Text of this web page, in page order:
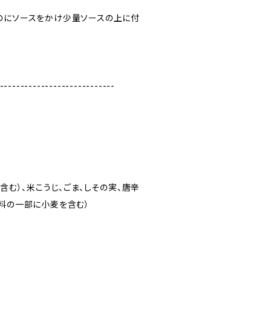
にソースをかけ少量ソースの上に付
む）、米こうじ、ごま、しその実、唐辛
の一部に小麦を含む）